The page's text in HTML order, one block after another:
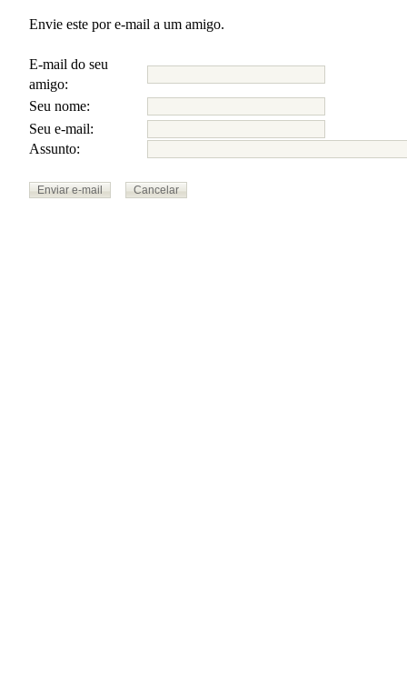
Envie este por e-mail a um amigo.
E-mail do seu
amigo:
Seu nome:
Seu e-mail:
Assunto: